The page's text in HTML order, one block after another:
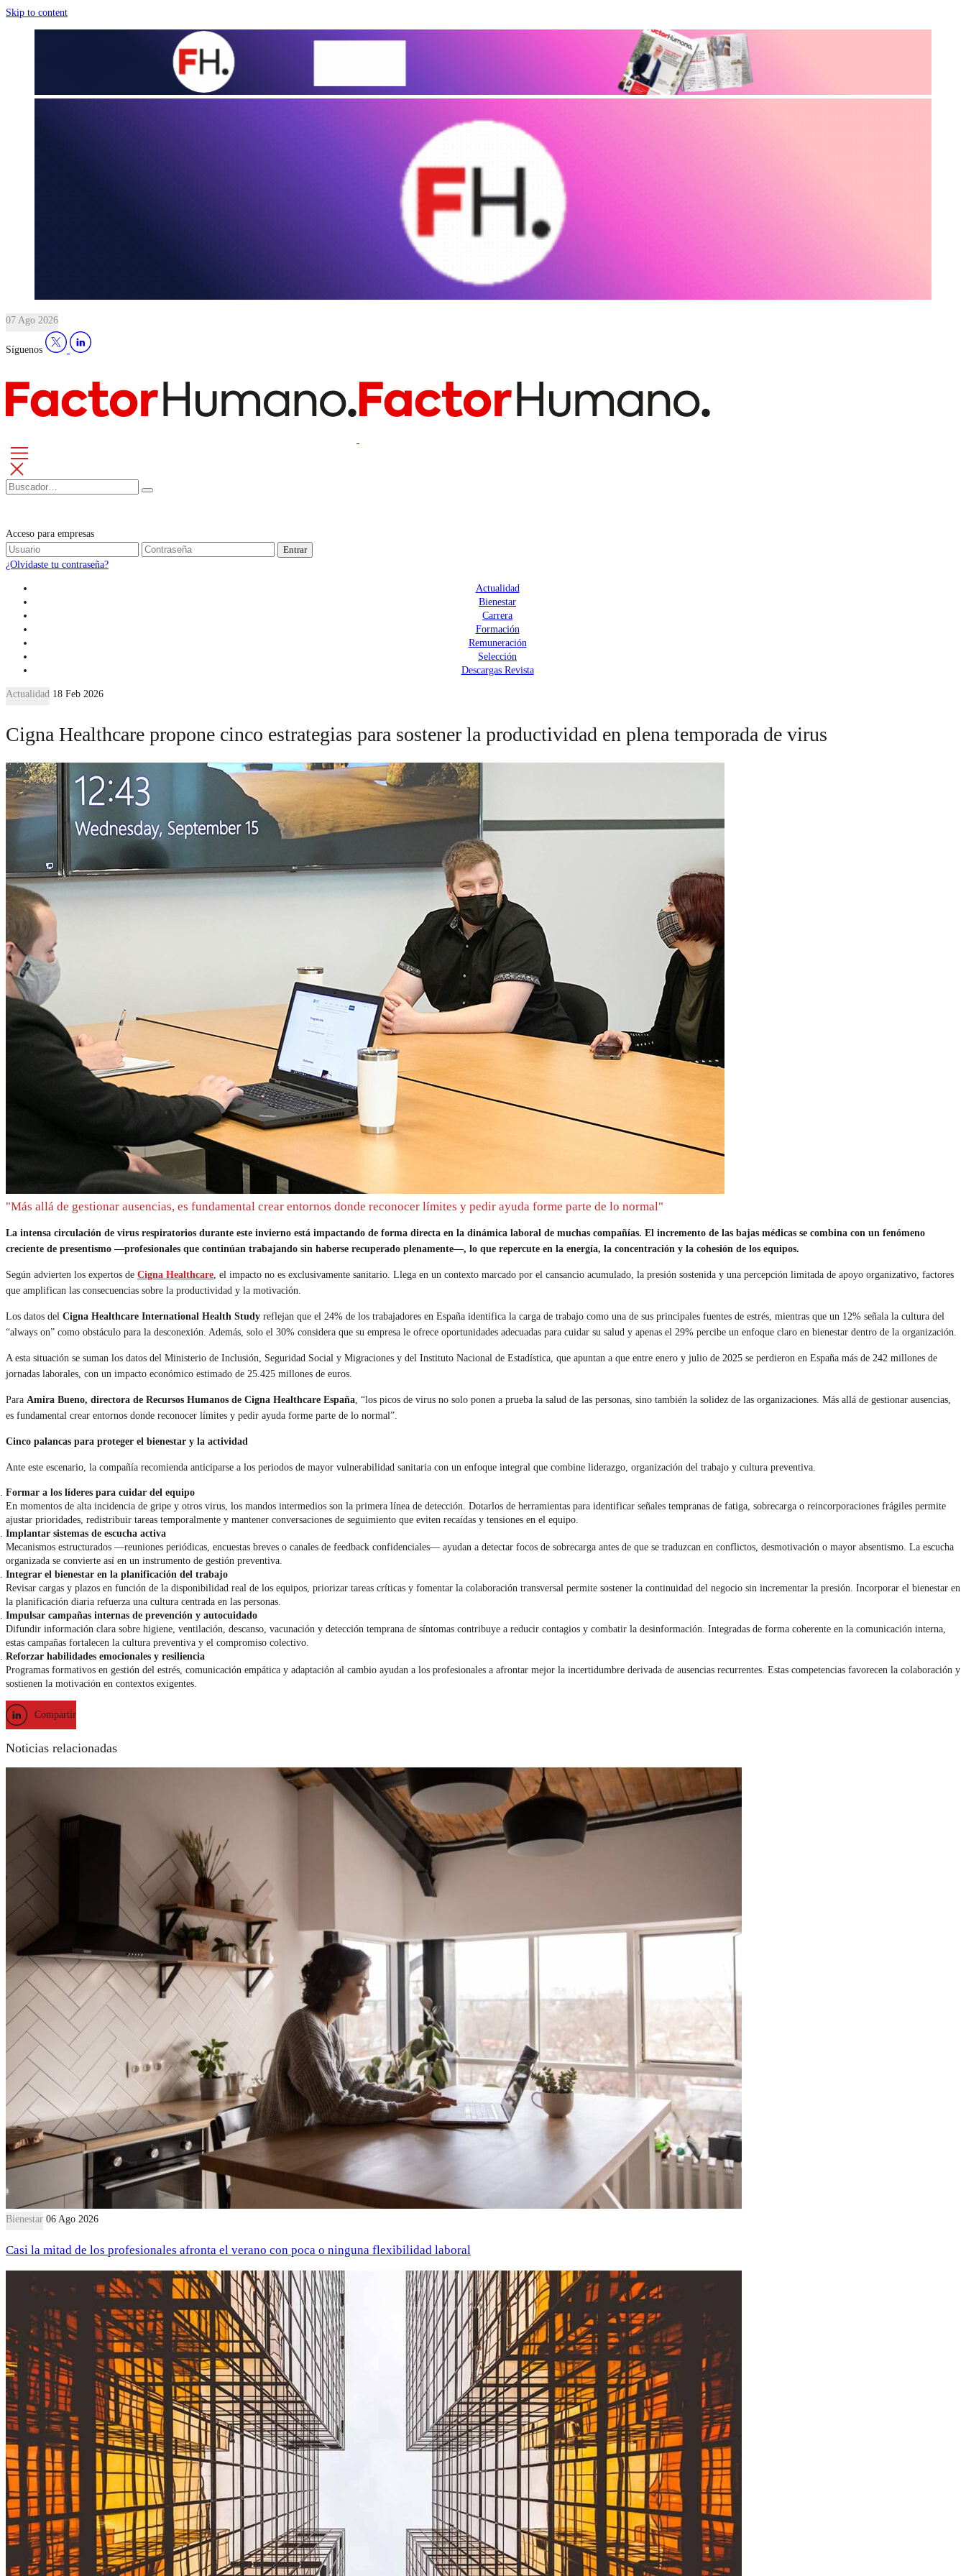
Skip to content
07 Ago 2026
Síguenos
Acceso para empresas
Entrar
¿Olvidaste tu contraseña?
Actualidad
Bienestar
Carrera
Formación
Remuneración
Selección
Descargas Revista
Actualidad 18 Feb 2026
Cigna Healthcare propone cinco estrategias para sostener la productividad en plena temporada de virus
"Más allá de gestionar ausencias, es fundamental crear entornos donde reconocer límites y pedir ayuda forme parte de lo normal"
La intensa circulación de virus respiratorios durante este invierno está impactando de forma directa en la dinámica laboral de muchas compañías. El incremento de las bajas médicas se combina con un fenómeno
creciente de presentismo —profesionales que continúan trabajando sin haberse recuperado plenamente—, lo que repercute en la energía, la concentración y la cohesión de los equipos.
Según advierten los expertos de Cigna Healthcare , el impacto no es exclusivamente sanitario. Llega en un contexto marcado por el cansancio acumulado, la presión sostenida y una percepción limitada de apoyo organizativo, factores
que amplifican las consecuencias sobre la productividad y la motivación.
Los datos del Cigna Healthcare International Health Study reflejan que el 24% de los trabajadores en España identifica la carga de trabajo como una de sus principales fuentes de estrés, mientras que un 12% señala la cultura del
“always on” como obstáculo para la desconexión. Además, solo el 30% considera que su empresa le ofrece oportunidades adecuadas para cuidar su salud y apenas el 29% percibe un enfoque claro en bienestar dentro de la organización.
A esta situación se suman los datos del Ministerio de Inclusión, Seguridad Social y Migraciones y del Instituto Nacional de Estadística, que apuntan a que entre enero y julio de 2025 se perdieron en España más de 242 millones de
jornadas laborales, con un impacto económico estimado de 25.425 millones de euros.
Para Amira Bueno, directora de Recursos Humanos de Cigna Healthcare España , “los picos de virus no solo ponen a prueba la salud de las personas, sino también la solidez de las organizaciones. Más allá de gestionar ausencias,
es fundamental crear entornos donde reconocer límites y pedir ayuda forme parte de lo normal”.
Cinco palancas para proteger el bienestar y la actividad
Ante este escenario, la compañía recomienda anticiparse a los periodos de mayor vulnerabilidad sanitaria con un enfoque integral que combine liderazgo, organización del trabajo y cultura preventiva.
Formar a los líderes para cuidar del equipo
En momentos de alta incidencia de gripe y otros virus, los mandos intermedios son la primera línea de detección. Dotarlos de herramientas para identificar señales tempranas de fatiga, sobrecarga o reincorporaciones frágiles permite
ajustar prioridades, redistribuir tareas temporalmente y mantener conversaciones de seguimiento que eviten recaídas y tensiones en el equipo.
Implantar sistemas de escucha activa
Mecanismos estructurados —reuniones periódicas, encuestas breves o canales de feedback confidenciales— ayudan a detectar focos de sobrecarga antes de que se traduzcan en conflictos, desmotivación o mayor absentismo. La escucha
organizada se convierte así en un instrumento de gestión preventiva.
Integrar el bienestar en la planificación del trabajo
Revisar cargas y plazos en función de la disponibilidad real de los equipos, priorizar tareas críticas y fomentar la colaboración transversal permite sostener la continuidad del negocio sin incrementar la presión. Incorporar el bienestar en
la planificación diaria refuerza una cultura centrada en las personas.
Impulsar campañas internas de prevención y autocuidado
Difundir información clara sobre higiene, ventilación, descanso, vacunación y detección temprana de síntomas contribuye a reducir contagios y combatir la desinformación. Integradas de forma coherente en la comunicación interna,
estas campañas fortalecen la cultura preventiva y el compromiso colectivo.
Reforzar habilidades emocionales y resiliencia
Programas formativos en gestión del estrés, comunicación empática y adaptación al cambio ayudan a los profesionales a afrontar mejor la incertidumbre derivada de ausencias recurrentes. Estas competencias favorecen la colaboración y
sostienen la motivación en contextos exigentes.
Compartir
Noticias relacionadas
Bienestar 06 Ago 2026
Casi la mitad de los profesionales afronta el verano con poca o ninguna flexibilidad laboral